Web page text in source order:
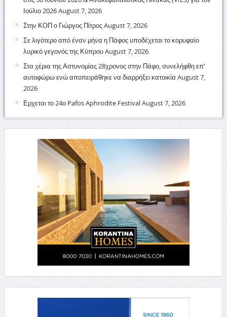
Ιούλιο 2026August 7, 2026
Στην ΚΟΠ ο Γιώργος ΠίτροςAugust 7, 2026
Σε λιγότερο από έναν μήνα η Πάφος υποδέχεται το κορυφαίο
λυρικό γεγονός της ΚύπρουAugust 7, 2026
Στα χέρια της Αστυνομίας 28χρονος στην Πάφο, συνελήφθη επ’
αυτοφώρω ενώ αποπειράθηκε να διαρρήξει κατοικία August 7,
2026
Ερχεται το 24ο Pafos Aphrodite FestivalAugust 7, 2026